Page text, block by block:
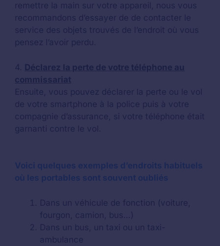
remettre la main sur votre appareil, nous vous
recommandons d’essayer de de contacter le
service des objets trouvés de l’endroit où vous
pensez l’avoir perdu.
4. Déclarez la perte de votre téléphone au
commissariat
Ensuite, vous pouvez déclarer la perte ou le vol
de votre smartphone à la police puis à votre
compagnie d’assurance, si votre téléphone était
garnanti contre le vol.
Voici quelques exemples d’endroits habituels
où les portables sont souvent oubliés
Dans un véhicule de fonction (voiture,
fourgon, camion, bus…)
Dans un bus, un taxi ou un taxi-
ambulance